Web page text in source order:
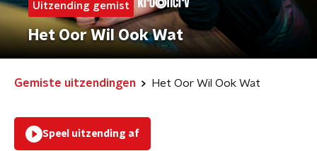
Uitzending gemist
Het Oor Wil Ook Wat
Gemiste uitzendingen Het Oor Wil Ook Wat
Speel uitzending af